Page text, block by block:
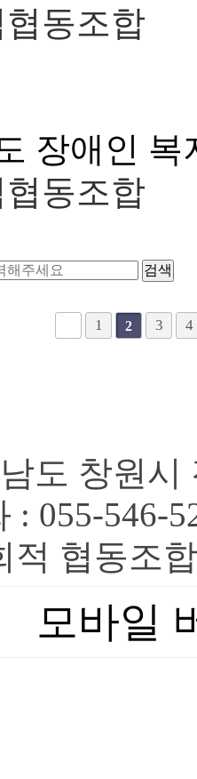
동조합
장애인
동조합
1 2 3 4
도 창원시
: 055-546-
적 협동조합
모바일